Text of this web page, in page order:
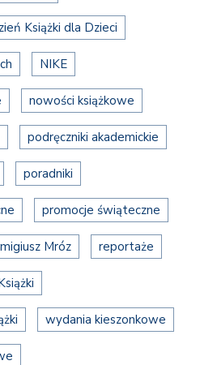
Książki dla Dzieci
NIKE
nowości książkowe
podręczniki akademickie
poradniki
promocje świąteczne
Mróz reportaże
wydania kieszonkowe